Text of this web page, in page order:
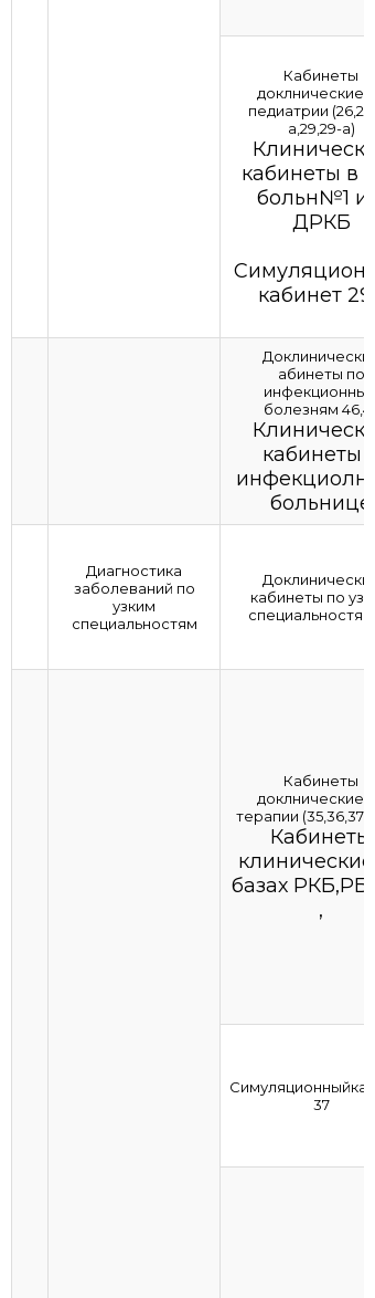
Кабинеты
доклнические
педиатрии
а,29,29-а)
кабинеты в
больн№1 и в
ДРКБ
кабинет 29а
Доклинические
абинеты по
инфекционным
болезням 46,47
кабинеты в
больнице
Диагностика
заболеваний по
узким
специальностям
Доклинические
кабинеты по
специальностям
Кабинеты
доклнические
терапии
Кабинеты
клинические
базах
,
37